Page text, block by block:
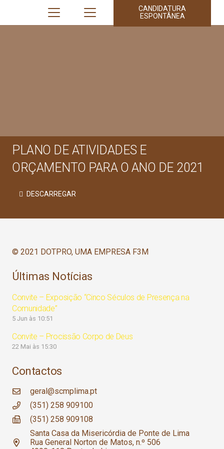
CANDIDATURA
ESPONTÂNEA
PLANO DE ATIVIDADES E
ORÇAMENTO PARA O ANO DE 2021
DESCARREGAR
© 2021 DOTPRO, UMA EMPRESA F3M
Últimas Notícias
Convite – Exposição “Cinco Séculos de Presença na
Comunidade”
5 Jun às 10:51
Convite – Procissão Corpo de Deus
22 Mai às 15:30
Contactos
geral@scmplima.pt
(351) 258 909100
(351) 258 909108
Santa Casa da Misericórdia de Ponte de Lima
Rua General Norton de Matos, n.º 506